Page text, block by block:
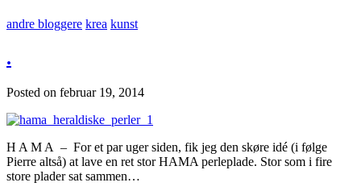
andre bloggere krea kunst
.
Posted on februar 19, 2014
H A M A – For et par uger siden, fik jeg den skøre idé (i følge
Pierre altså) at lave en ret stor HAMA perleplade. Stor som i fire
store plader sat sammen…